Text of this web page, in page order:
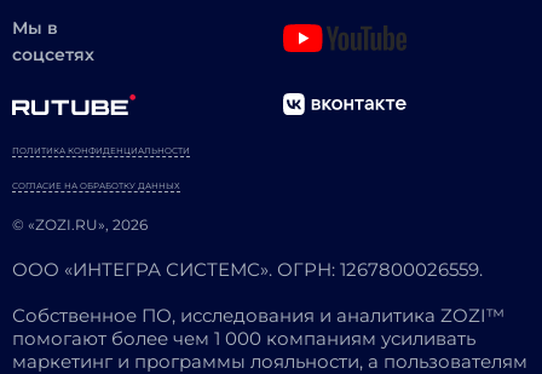
Мы в
соцсетях
© «ZOZI.RU», 2026
ПОЛИТИКА КОНФИДЕНЦИАЛЬНОСТИ
СОГЛАСИЕ НА ОБРАБОТКУ ДАННЫХ
ООО «ИНТЕГРА СИСТЕМС». ОГРН: 1267800026559.
Собственное ПО, исследования и аналитика ZOZI™
помогают более чем 1 000 компаниям усиливать
маркетинг и программы лояльности, а пользователям